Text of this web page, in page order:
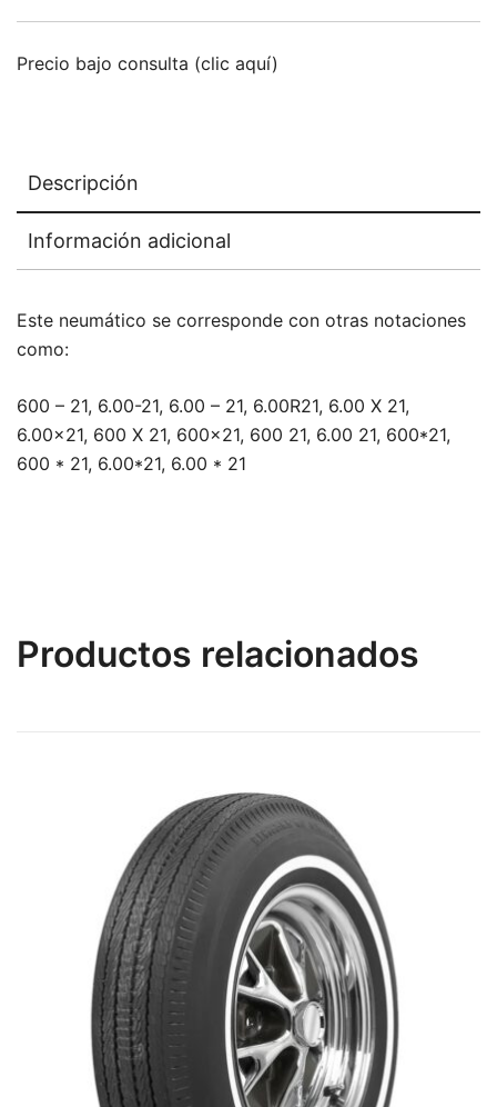
Precio bajo consulta (clic aquí)
Descripción
Información adicional
Este neumático se corresponde con otras notaciones
como:
600 – 21, 6.00-21, 6.00 – 21, 6.00R21, 6.00 X 21,
6.00×21, 600 X 21, 600×21, 600 21, 6.00 21, 600*21,
600 * 21, 6.00*21, 6.00 * 21
Productos relacionados